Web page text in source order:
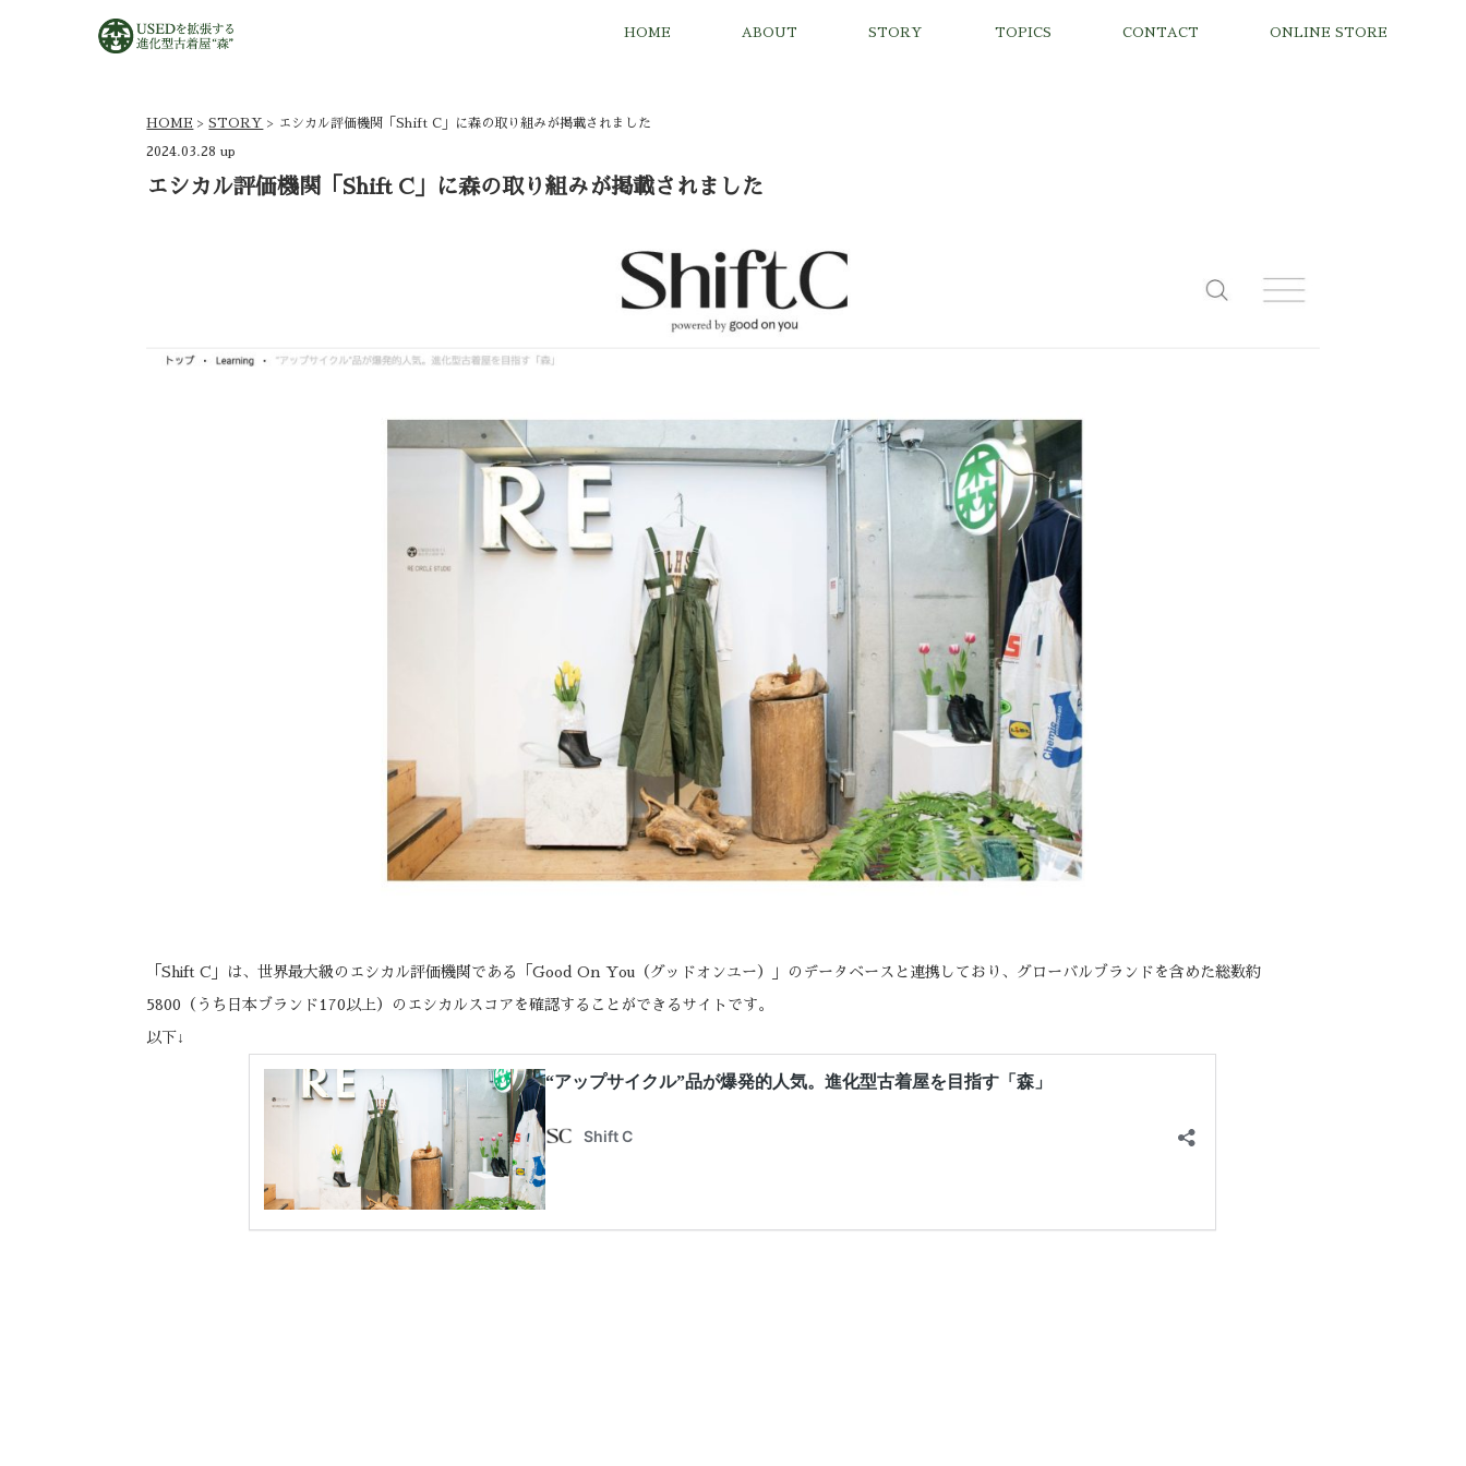
HOME ABOUT STORY TOPICS CONTACT ONLINE STORE
HOME >STORY > エシカル評価機関「Shift C」に森の取り組みが掲載されました
2024.03.28 up
エシカル評価機関「Shift C」に森の取り組みが掲載されました
「Shift C」は、世界最大級のエシカル評価機関である「Good On You（グッドオンユー）」のデータベースと連携しており、グローバルブランドを含めた総数約
5800（うち日本ブランド170以上）のエシカルスコアを確認することができるサイトです。
以下↓